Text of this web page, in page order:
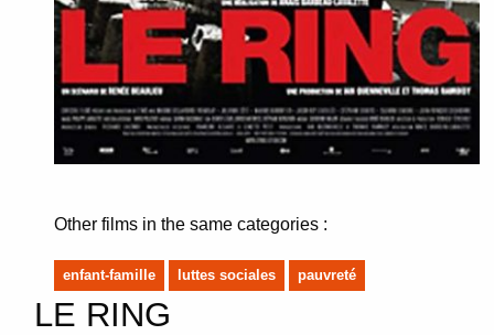
Other films in the same categories :
enfant-famille luttes sociales pauvreté
LE RING